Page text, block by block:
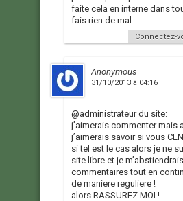
faite cela en interne dans
fais rien de mal.
Connectez-
Anonymous
31/10/2013 à 04:16
@administrateur du site:
j’aimerais commenter mais
j’aimerais savoir si vous
si tel est le cas alors je ne
site libre et je
commentaires tout en
de maniere reguliere !
alors RASSUREZ MOI !